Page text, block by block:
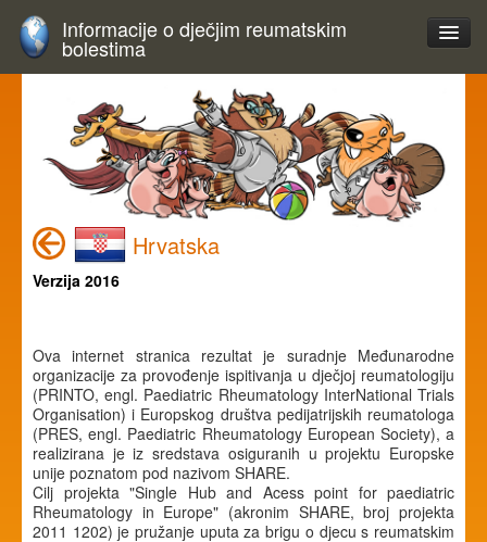
Informacije o dječjim reumatskim
bolestima
Hrvatska
Verzija 2016
Ova internet stranica rezultat je suradnje Međunarodne
organizacije za provođenje ispitivanja u dječjoj reumatologiju
(PRINTO, engl. Paediatric Rheumatology InterNational Trials
Organisation) i Europskog društva pedijatrijskih reumatologa
(PRES, engl. Paediatric Rheumatology European Society), a
realizirana je iz sredstava osiguranih u projektu Europske
unije poznatom pod nazivom SHARE.
Cilj projekta "Single Hub and Acess point for paediatric
Rheumatology in Europe" (akronim SHARE, broj projekta
2011 1202) je pružanje uputa za brigu o djecu s reumatskim